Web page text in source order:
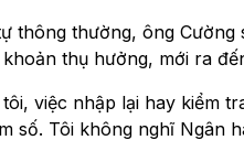
thông thường, ông Cường
thụ hưởng, mới ra
việc nhập lại hay kiểm
số. Tôi không nghĩ Ngân